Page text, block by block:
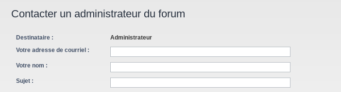
Contacter un administrateur du forum
Destinataire :
Administrateur
Votre adresse de courriel :
Votre nom :
Sujet :